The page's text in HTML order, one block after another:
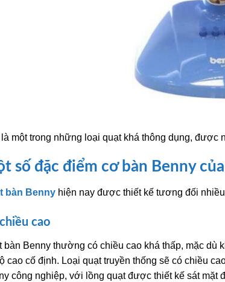
một trong những loại quạt khá thông dụng,
số đặc điểm cơ bàn Benny
bàn Benny hiện nay được thiết kế tương đối
cao
bàn Benny thường có chiều cao khá thấp, mặc
cao cố định. Loại quạt truyền thống sẽ có chiều
công nghiệp, với lồng quạt được thiết kế sát mặt